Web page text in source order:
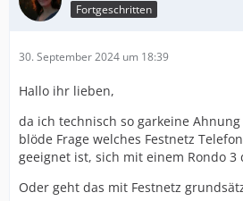
Fortgeschritten
30. September 2024 um 18:39
Hallo ihr lieben,
da ich technisch so garkeine
blöde Frage welches Festnetz
geeignet ist, sich mit einem Rondo
Oder geht das mit Festnetz